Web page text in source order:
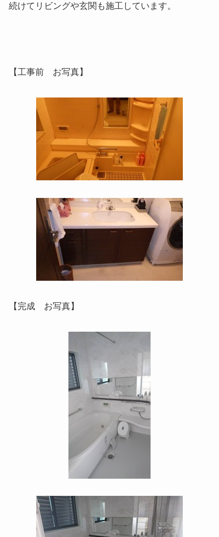
続けてリビングや玄関も施工しています。
【工事前 お写真】
【完成 お写真】